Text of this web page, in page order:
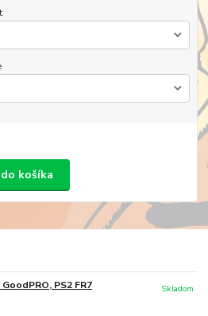
košíka
PS2 FR7
Skladom